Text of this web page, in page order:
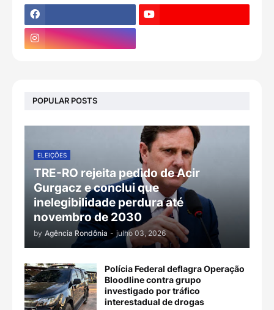
POPULAR POSTS
ELEIÇÕES
TRE-RO rejeita pedido de Acir
Gurgacz e conclui que
inelegibilidade perdura até
novembro de 2030
by Agência Rondônia - julho 03, 2026
Polícia Federal deflagra Operação
Bloodline contra grupo
investigado por tráfico
interestadual de drogas